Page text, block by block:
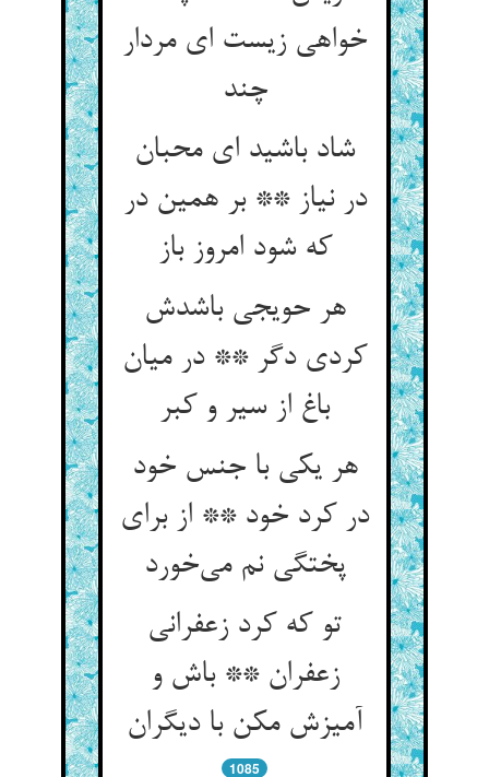
خواهی زیست ای مردار
چند
شاد باشید ای محبان
در نیاز ** بر همین در
که شود امروز باز
هر حویجی باشدش
کردی دگر ** در میان
باغ از سیر و کبر
هر یکی با جنس خود
در کرد خود ** از برای
پختگی نم می‌خورد
تو که کرد زعفرانی
زعفران ** باش و
آمیزش مکن با دیگران
1085